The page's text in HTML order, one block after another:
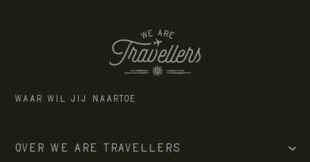
Waar wil jij naartoe
Over We Are Travellers